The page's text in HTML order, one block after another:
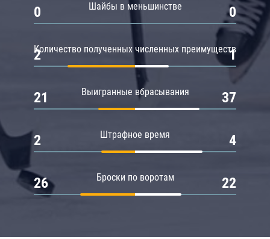
Шайбы в меньшинстве
0 0
Количество полученных численных преимуществ
2 1
Выигранные вбрасывания
21 37
Штрафное время
2 4
Броски по воротам
26 22